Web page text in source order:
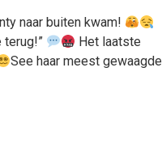
naar buiten kwam!
terug!”
Het laatste
See haar meest gewaagde